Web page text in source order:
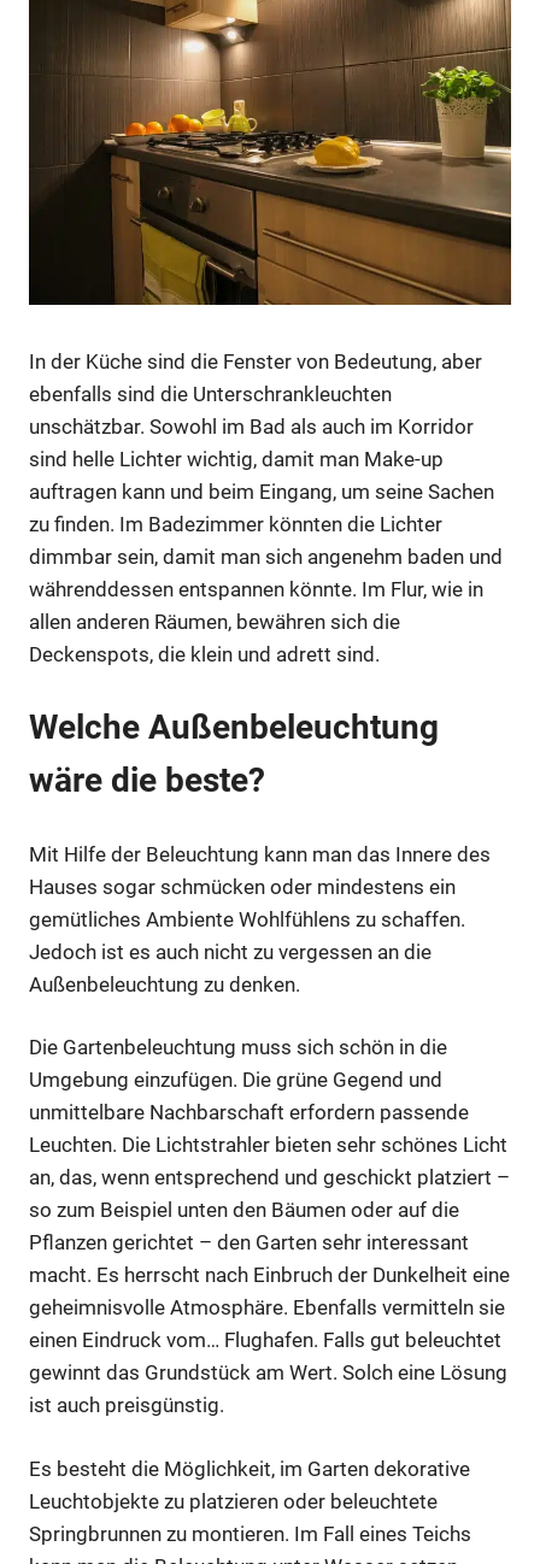
In der Küche sind die Fenster von Bedeutung, aber
ebenfalls sind die Unterschrankleuchten
unschätzbar. Sowohl im Bad als auch im Korridor
sind helle Lichter wichtig, damit man Make-up
auftragen kann und beim Eingang, um seine Sachen
zu finden. Im Badezimmer könnten die Lichter
dimmbar sein, damit man sich angenehm baden und
währenddessen entspannen könnte. Im Flur, wie in
allen anderen Räumen, bewähren sich die
Deckenspots, die klein und adrett sind.
Welche Außenbeleuchtung
wäre die beste?
Mit Hilfe der Beleuchtung kann man das Innere des
Hauses sogar schmücken oder mindestens ein
gemütliches Ambiente Wohlfühlens zu schaffen.
Jedoch ist es auch nicht zu vergessen an die
Außenbeleuchtung zu denken.
Die Gartenbeleuchtung muss sich schön in die
Umgebung einzufügen. Die grüne Gegend und
unmittelbare Nachbarschaft erfordern passende
Leuchten. Die Lichtstrahler bieten sehr schönes Licht
an, das, wenn entsprechend und geschickt platziert –
so zum Beispiel unten den Bäumen oder auf die
Pflanzen gerichtet – den Garten sehr interessant
macht. Es herrscht nach Einbruch der Dunkelheit eine
geheimnisvolle Atmosphäre. Ebenfalls vermitteln sie
einen Eindruck vom… Flughafen. Falls gut beleuchtet
gewinnt das Grundstück am Wert. Solch eine Lösung
ist auch preisgünstig.
Es besteht die Möglichkeit, im Garten dekorative
Leuchtobjekte zu platzieren oder beleuchtete
Springbrunnen zu montieren. Im Fall eines Teichs